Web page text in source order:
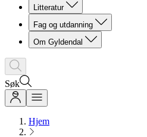
Litteratur
Fag og utdanning
Om Gyldendal
Søk
Hjem